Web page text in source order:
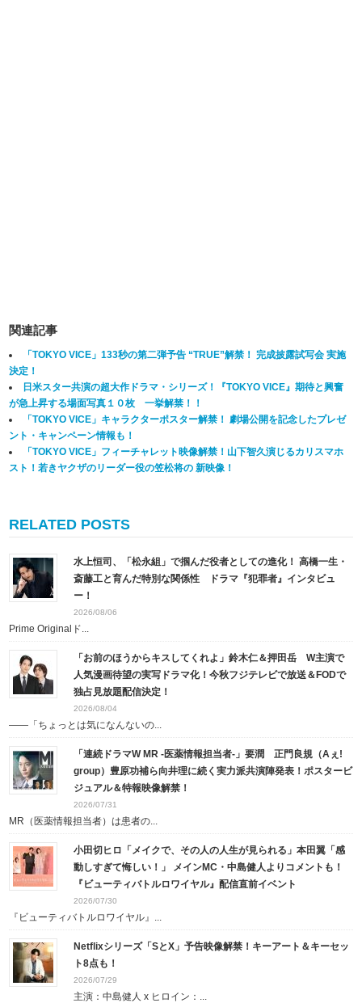
関連記事
「TOKYO VICE」133秒の第二弾予告 “TRUE”解禁！ 完成披露試写会 実施
決定！
日米スター共演の超大作ドラマ・シリーズ！『TOKYO VICE』期待と興奮
が急上昇する場面写真１０枚 一挙解禁！！
「TOKYO VICE」キャラクターポスター解禁！ 劇場公開を記念したプレゼ
ント・キャンペーン情報も！
「TOKYO VICE」フィーチャレット映像解禁！山下智久演じるカリスマホ
スト！若きヤクザのリーダー役の笠松将の 新映像！
RELATED POSTS
水上恒司、「松永組」で掴んだ役者としての進化！ 高橋一生・
斎藤工と育んだ特別な関係性 ドラマ『犯罪者』インタビュ
ー！
2026/08/06
Prime Originalド...
「お前のほうからキスしてくれよ」鈴木仁＆押田岳 W主演で
人気漫画待望の実写ドラマ化！今秋フジテレビで放送＆FODで
独占見放題配信決定！
2026/08/04
――「ちょっとは気になんないの...
「連続ドラマW MR -医薬情報担当者-」要潤 正門良規（Aぇ!
group）豊原功補ら向井理に続く実力派共演陣発表！ポスタービ
ジュアル＆特報映像解禁！
2026/07/31
MR（医薬情報担当者）は患者の...
小田切ヒロ「メイクで、その人の人生が見られる」本田翼「感
動しすぎて悔しい！」 メインMC・中島健人よりコメントも！
『ビューティバトルロワイヤル』配信直前イベント
2026/07/30
『ビューティバトルロワイヤル』...
Netflixシリーズ「SとX」予告映像解禁！キーアート＆キーセッ
ト8点も！
2026/07/29
主演：中島健人 x ヒロイン：...